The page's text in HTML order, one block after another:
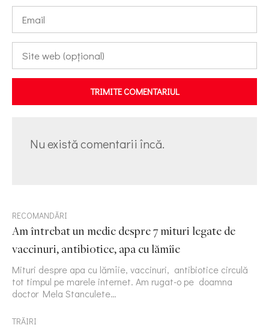
TRIMITE COMENTARIUL
Nu există comentarii încă.
RECOMANDĂRI
Am întrebat un medic despre 7 mituri legate de
vaccinuri, antibiotice, apa cu lămîie
Mituri despre apa cu lămîie, vaccinuri, antibiotice circulă
tot timpul pe marele internet. Am rugat-o pe doamna
doctor Mela Stanculete…
TRĂIRI